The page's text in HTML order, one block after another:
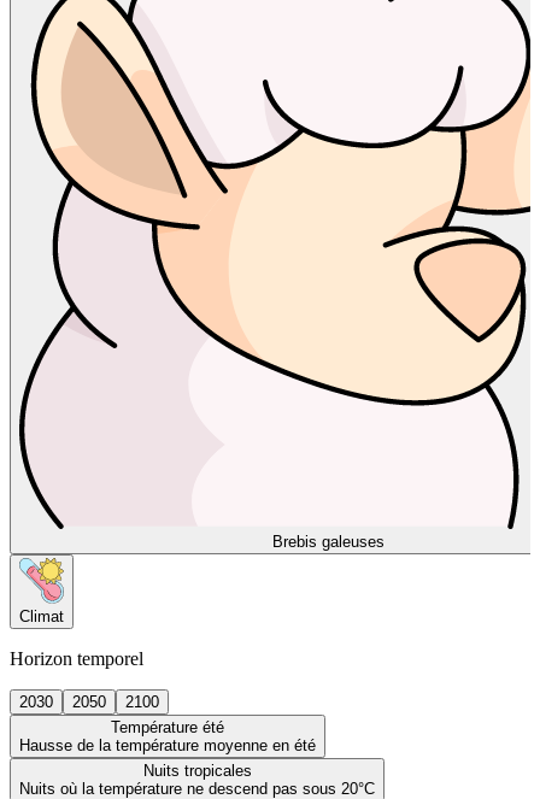
Brebis galeuses
Climat
Horizon temporel
2030 2050
2100
Température été
Hausse de la température moyenne en été
Nuits tropicales
Nuits où la température ne descend pas sous 20°C